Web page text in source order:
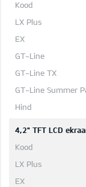
4,2" TFT LCD